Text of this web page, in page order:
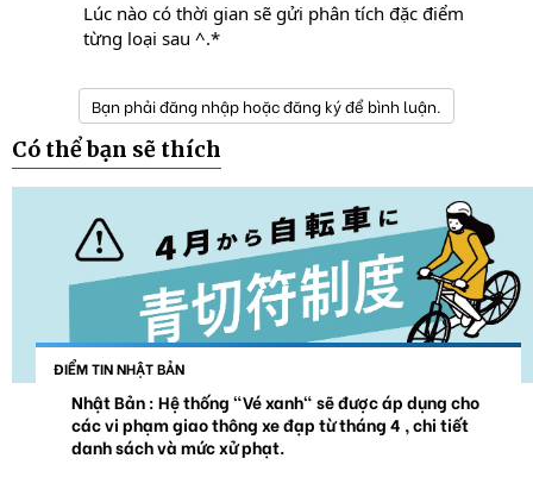
Lúc nào có thời gian sẽ gửi phân tích đặc điểm
từng loại sau ^.*
Bạn phải đăng nhập hoặc đăng ký để bình luận.
Có thể bạn sẽ thích
ĐIỂM TIN NHẬT BẢN
Nhật Bản : Hệ thống "Vé xanh" sẽ được áp dụng cho
các vi phạm giao thông xe đạp từ tháng 4 , chi tiết
danh sách và mức xử phạt.